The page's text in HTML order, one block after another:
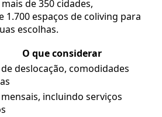
de 350 cidades,
1.700 espaços de coliving para
escolhas.
O que considerar
deslocação, comodidades
incluindo serviços